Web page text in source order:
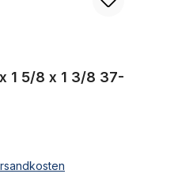
5/8 x 1 3/8 37-